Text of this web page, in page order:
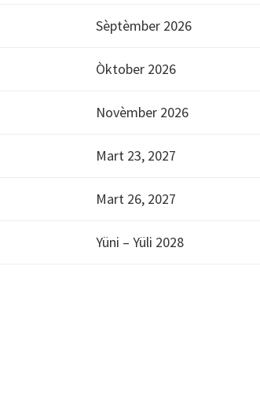
Sèptèmber 2026
Òktober 2026
Novèmber 2026
Mart 23, 2027
Mart 26, 2027
Yüni – Yüli 2028